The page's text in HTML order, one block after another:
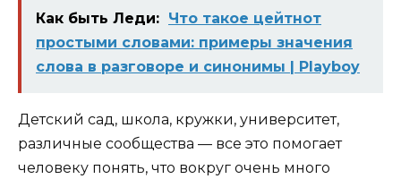
Как быть Леди: Что такое цейтнот
простыми словами: примеры значения
слова в разговоре и синонимы | Playboy
Детский сад, школа, кружки, университет,
различные сообщества — все это помогает
человеку понять, что вокруг очень много